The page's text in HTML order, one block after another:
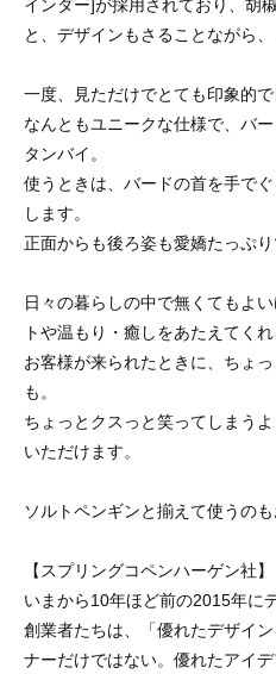
インダー]が採用されており、胡
と、デザインもさることながら
一度、見ただけでとても印象的
なんともユニークな仕様で、バ
タンバイ。
使うときは、バードの首を手で
します。
正面からも後ろ姿も愛嬌たっぷり
日々の暮らしの中で無くてもよ
トや温もり・癒しをあたえてく
お客様が来られたときに、ちょ
も。
ちょっとクスっと笑ってしまう
いただけます。
ソルトペンギンと揃えて使うのも
【スプリングコペンハーゲン社】
いまから10年ほど前の2015年に
創業者たちは、「優れたデザイ
ナーだけではない。優れたアイ